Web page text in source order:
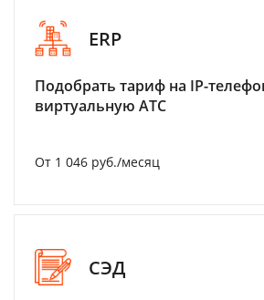
ERP
Подобрать тариф на IP-
виртуальную АТС
От 1 046 руб./месяц
СЭД